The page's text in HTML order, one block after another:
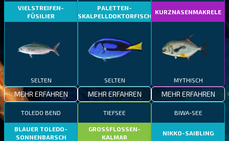
VIELSTREIFEN-
FÜSILIER
SELTEN
MEHR ERFAHREN
PALETTEN-
SKALPELLDOKTORFISCH
SELTEN
MEHR ERFAHREN
KURZNASENMAKRELE
MYTHISCH
MEHR ERFAHREN
TOLEDO BEND
BLAUER TOLEDO-
SONNENBARSCH
TIEFSEE
GROSSFLOSSEN-
KALMAR
BIWA-SEE
NIKKO-SAIBLING